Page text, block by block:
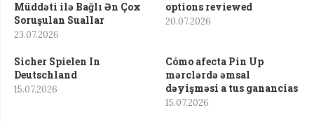
Müddəti ilə Bağlı Ən Çox
Soruşulan Suallar
23.07.2026
options reviewed
20.07.2026
Sicher Spielen In
Deutschland
15.07.2026
Cómo afecta Pin Up
mərclərdə əmsal
dəyişməsi a tus ganancias
15.07.2026